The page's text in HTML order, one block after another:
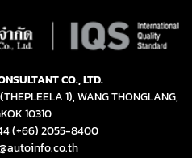
CO., LTD.
1), WANG THONGLANG,
10310
(+66) 2055-8400